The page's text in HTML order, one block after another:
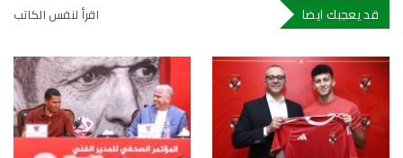
قد يعجبك ايضا اقرأ لنفس الكاتب